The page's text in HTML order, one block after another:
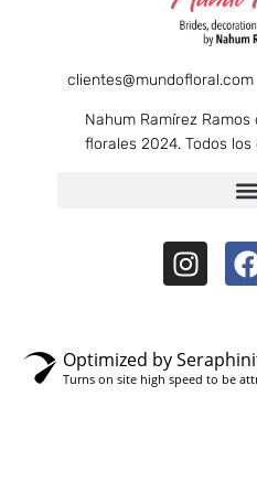
Nahum Ramírez
florales 2024. Todos
Optimized by
Turns on site high speed to be